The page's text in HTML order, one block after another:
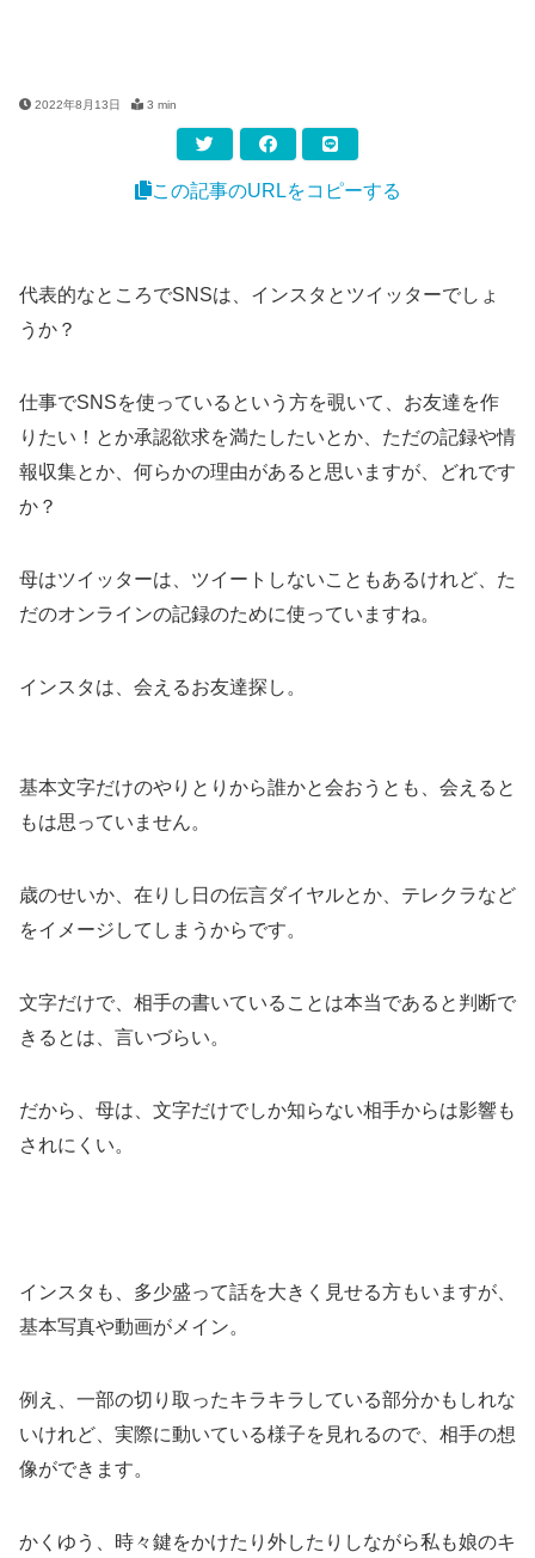
2022年8月13日 3 min
この記事のURLをコピーする
代表的なところでSNSは、インスタとツイッターでしょ
うか？
仕事でSNSを使っているという方を覗いて、お友達を作
りたい！とか承認欲求を満たしたいとか、ただの記録や情
報収集とか、何らかの理由があると思いますが、どれです
か？
母はツイッターは、ツイートしないこともあるけれど、た
だのオンラインの記録のために使っていますね。
インスタは、会えるお友達探し。
基本文字だけのやりとりから誰かと会おうとも、会えると
もは思っていません。
歳のせいか、在りし日の伝言ダイヤルとか、テレクラなど
をイメージしてしまうからです。
文字だけで、相手の書いていることは本当であると判断で
きるとは、言いづらい。
だから、母は、文字だけでしか知らない相手からは影響も
されにくい。
インスタも、多少盛って話を大きく見せる方もいますが、
基本写真や動画がメイン。
例え、一部の切り取ったキラキラしている部分かもしれな
いけれど、実際に動いている様子を見れるので、相手の想
像ができます。
かくゆう、時々鍵をかけたり外したりしながら私も娘のキ